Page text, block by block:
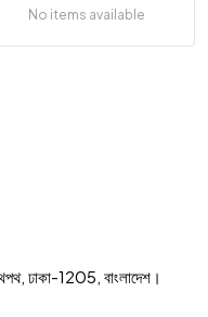
No items available
ঢাকা-1205, বাংলাদেশ।